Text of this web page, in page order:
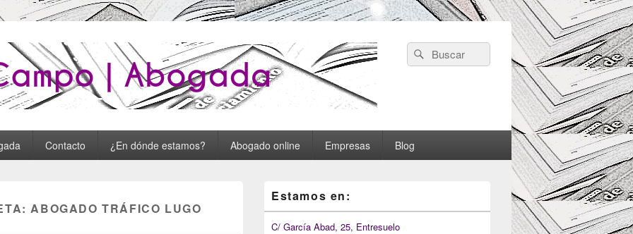
: Carla Campo Abogada
Search
for:
Contacto ¿En dónde estamos? Abogado online Empresas Blog
ABOGADO TRÁFICO LUGO
Sidebar
Widget
Area
Estamos en:
C/ García Abad, 25, Entresuelo